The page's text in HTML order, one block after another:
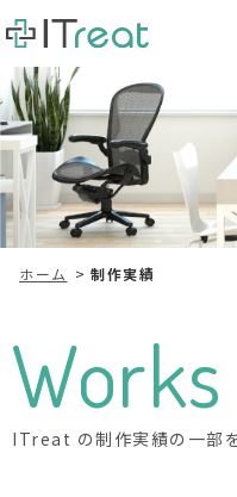
ホーム 制作実績
Works
ITreat の制作実績の一部